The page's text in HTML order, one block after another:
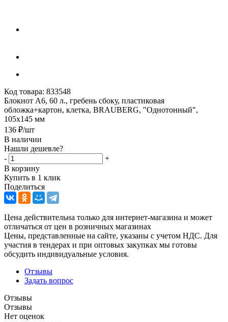
Код товара: 833548
Блокнот А6, 60 л., гребень сбоку, пластиковая
обложка+картон, клетка, BRAUBERG, "Однотонный",
105x145 мм
136 ₽/шт
В наличии
Нашли дешевле?
-
+
В корзину
Купить в 1 клик
Поделиться
Цена действительна только для интернет-магазина и может
отличаться от цен в розничных магазинах
Цены, представленные на сайте, указаны с учетом НДС. Для
участия в тендерах и при оптовых закупках мы готовы
обсудить индивидуальные условия.
Отзывы
Задать вопрос
Отзывы
Отзывы
Нет оценок